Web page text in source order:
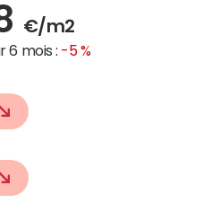
€/m2
6 mois : -5 %